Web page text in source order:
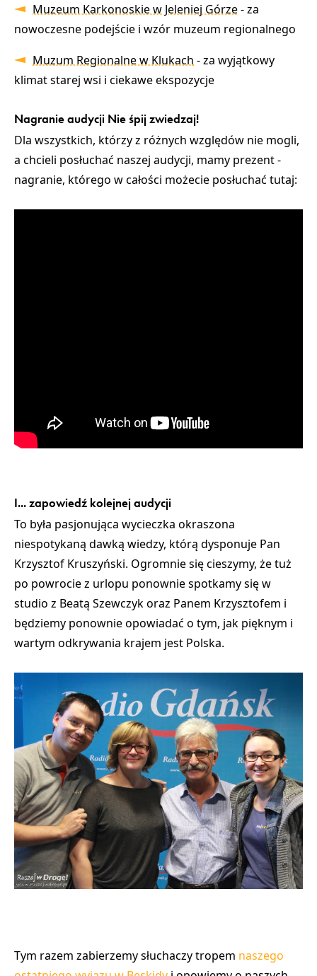
Muzeum Karkonoskie w Jeleniej Górze- za
nowoczesne podejście i wzór muzeum regionalnego
Muzum Regionalne w Klukach - za wyjątkowy
klimat starej wsi i ciekawe ekspozycje
Nagranie audycji Nie śpij zwiedzaj!
Dla wszystkich, którzy z różnych względów nie mogli,
a chcieli posłuchać naszej audycji, mamy prezent -
nagranie, którego w całości możecie posłuchać tutaj:
I... zapowiedź kolejnej audycji
To była pasjonująca wycieczka okraszona
niespotykaną dawką wiedzy, którą dysponuje Pan
Krzysztof Kruszyński. Ogromnie się cieszymy, że tuż
po powrocie z urlopu ponownie spotkamy się w
studio z Beatą Szewczyk oraz Panem Krzysztofem i
będziemy ponownie opowiadać o tym, jak pięknym i
wartym odkrywania krajem jest Polska.
Tym razem zabierzemy słuchaczy tropem naszego